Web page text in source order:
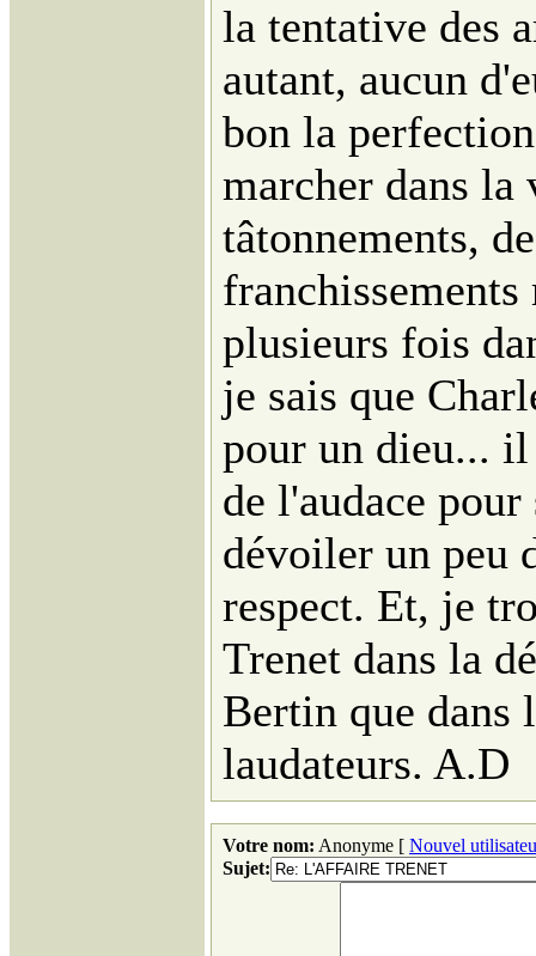
la tentative des
autant, aucun
bon la
marcher dans la
tâtonnements,
plusieurs fois
je sais que
pour un dieu...
de l'audace
dévoiler un peu
respect. Et, je
Trenet dans la
Bertin que dans
laudateurs. A.D
Votre nom: Anonyme [ Nouvel
Sujet: